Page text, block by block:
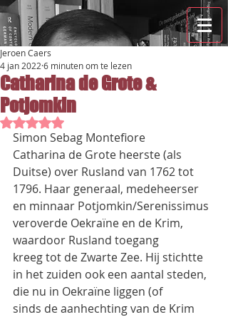
Catharina de Grote &
Potjomkin
Jeroen Caers
4 jan 2022 6 minuten om te lezen
Beoordeeld met NaN uit 5 sterren.
Simon Sebag Montefiore
Catharina de Grote heerste (als
Duitse) over Rusland van 1762 tot
1796. Haar generaal, medeheerser
en minnaar Potjomkin/Serenissimus
veroverde Oekraïne en de Krim,
waardoor Rusland toegang
kreeg tot de Zwarte Zee. Hij stichtte
in het zuiden ook een aantal steden,
die nu in Oekraïne liggen (of
sinds de aanhechting van de Krim